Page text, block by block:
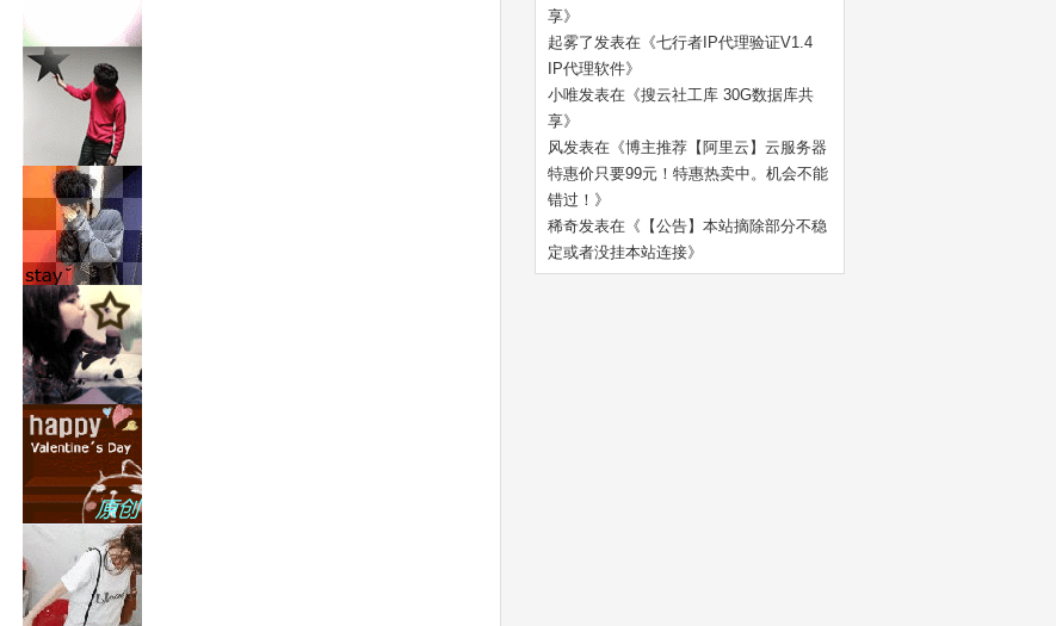
享》
起雾了发表在《七行者IP代理验证V1.4
IP代理软件》
小唯发表在《搜云社工库 30G数据库共
享》
风发表在《博主推荐【阿里云】云服务器
特惠价只要99元！特惠热卖中。机会不能
错过！ 》
稀奇发表在《 【公告】本站摘除部分不稳
定或者没挂本站连接》